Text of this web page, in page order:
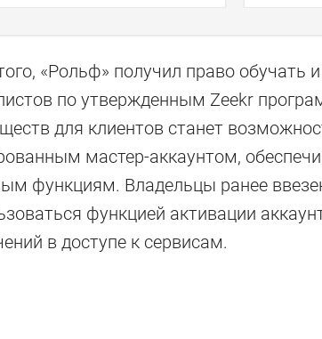
«Рольф» получил право обучать
по утвержденным Zeekr
для клиентов станет
мастер-аккаунтом,
функциям. Владельцы ранее
функцией активации
в доступе к сервисам.